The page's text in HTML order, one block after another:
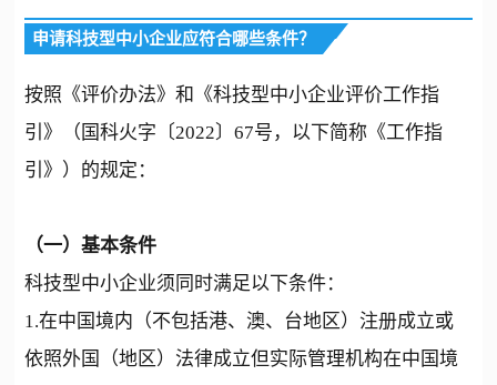
申请科技型中小企业应符合哪些条件？
按照《评价办法》和《科技型中小企业评价工作指
引》（国科火字〔2022〕67号，以下简称《工作指
引》）的规定：
（一）基本条件
科技型中小企业须同时满足以下条件：
1.在中国境内（不包括港、澳、台地区）注册成立或
依照外国（地区）法律成立但实际管理机构在中国境